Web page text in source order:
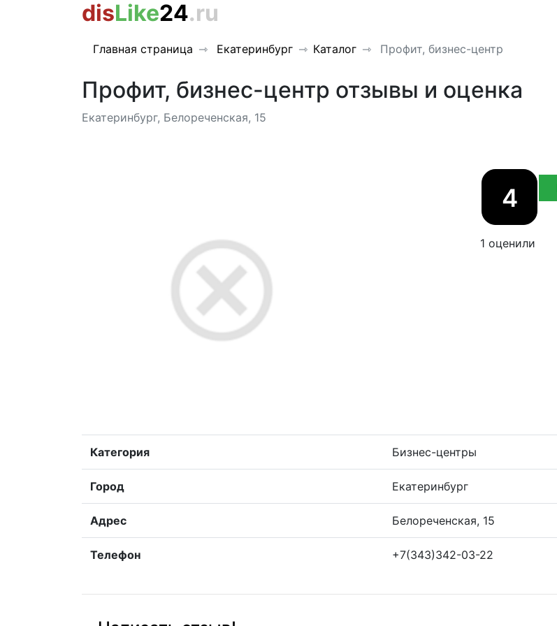
disLike24.ru
Главная страница Екатеринбург Каталог Профит, бизнес-центр
Профит, бизнес-центр отзывы и оценка
Екатеринбург, Белореченская, 15
4
1 оценили
Категория Бизнес-центры
Город Екатеринбург
Адрес Белореченская, 15
Телефон +7(343)342-03-22